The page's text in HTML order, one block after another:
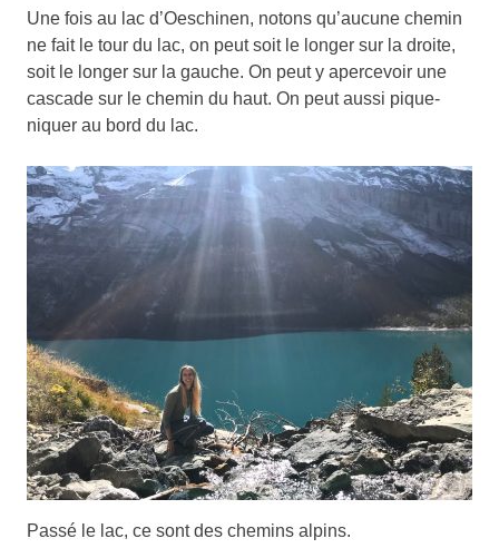
Une fois au lac d’Oeschinen, notons qu’aucune chemin
ne fait le tour du lac, on peut soit le longer sur la droite,
soit le longer sur la gauche. On peut y apercevoir une
cascade sur le chemin du haut. On peut aussi pique-
niquer au bord du lac.
Passé le lac, ce sont des chemins alpins.